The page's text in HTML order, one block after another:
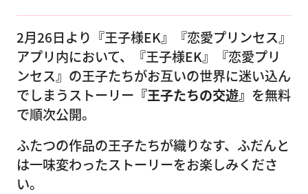
2月26日より『王子様EK』『恋愛プリンセス』
アプリ内において、『王子様EK』『恋愛プリ
ンセス』の王子たちがお互いの世界に迷い込ん
でしまうストーリー 『王子たちの交遊』 を無料
で順次公開。
ふたつの作品の王子たちが織りなす、ふだんと
は一味変わったストーリーをお楽しみくださ
い。